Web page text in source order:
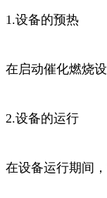
1.设备的预热
在启动催化燃烧
2.设备的运行
在设备运行期间